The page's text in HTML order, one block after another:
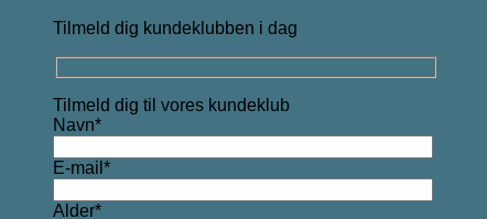
Tilmeld dig kundeklubben i dag
Tilmeld dig til vores kundeklub
Navn*
E-mail*
Alder*